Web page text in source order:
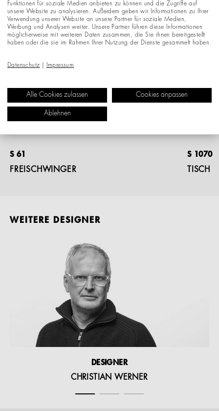
PRODUKTE
S 61
FREISCHWINGER
S 1070
TISCH
WEITERE DESIGNER
DESIGNER
CHRISTIAN WERNER
Funktionen für soziale Medien anbieten zu können und die Zugriffe auf
unsere Website zu analysieren. Außerdem geben wir Informationen zu Ihrer
Verwendung unserer Website an unsere Partner für soziale Medien,
Werbung und Analysen weiter. Unsere Partner führen diese Informationen
möglicherweise mit weiteren Daten zusammen, die Sie ihnen bereitgestellt
haben oder die sie im Rahmen Ihrer Nutzung der Dienste gesammelt haben.
Datenschutz Impressum
Alle Cookies zulassen Cookies anpassen
Ablehnen